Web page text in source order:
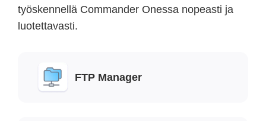
työskennellä Commander Onessa nopeasti ja
luotettavasti.
FTP Manager